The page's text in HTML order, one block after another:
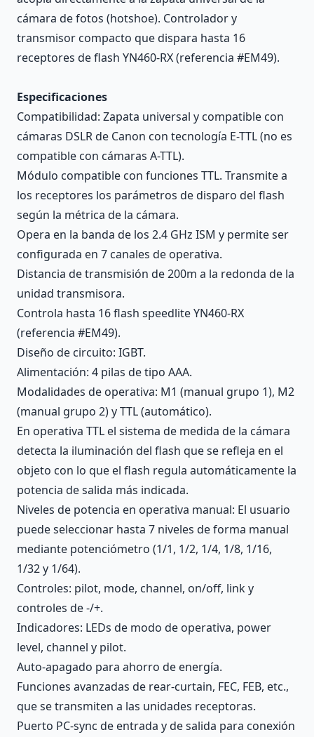
cámara de fotos (hotshoe). Controlador y
transmisor compacto que dispara hasta 16
receptores de flash YN460-RX (referencia #EM49).
Especificaciones
Compatibilidad: Zapata universal y compatible con
cámaras DSLR de Canon con tecnología E-TTL (no es
compatible con cámaras A-TTL).
Módulo compatible con funciones TTL. Transmite a
los receptores los parámetros de disparo del flash
según la métrica de la cámara.
Opera en la banda de los 2.4 GHz ISM y permite ser
configurada en 7 canales de operativa.
Distancia de transmisión de 200m a la redonda de la
unidad transmisora.
Controla hasta 16 flash speedlite YN460-RX
(referencia #EM49).
Diseño de circuito: IGBT.
Alimentación: 4 pilas de tipo AAA.
Modalidades de operativa: M1 (manual grupo 1), M2
(manual grupo 2) y TTL (automático).
En operativa TTL el sistema de medida de la cámara
detecta la iluminación del flash que se refleja en el
objeto con lo que el flash regula automáticamente la
potencia de salida más indicada.
Niveles de potencia en operativa manual: El usuario
puede seleccionar hasta 7 niveles de forma manual
mediante potenciómetro (1/1, 1/2, 1/4, 1/8, 1/16,
1/32 y 1/64).
Controles: pilot, mode, channel, on/off, link y
controles de -/+.
Indicadores: LEDs de modo de operativa, power
level, channel y pilot.
Auto-apagado para ahorro de energía.
Funciones avanzadas de rear-curtain, FEC, FEB, etc.,
que se transmiten a las unidades receptoras.
Puerto PC-sync de entrada y de salida para conexión